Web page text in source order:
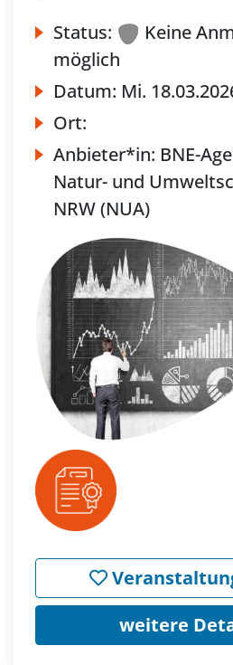
Status:
Keine
möglich
Datum: Mi.
Ort:
Anbieter*in: BNE-
Natur- und
NRW (NUA)
weitere